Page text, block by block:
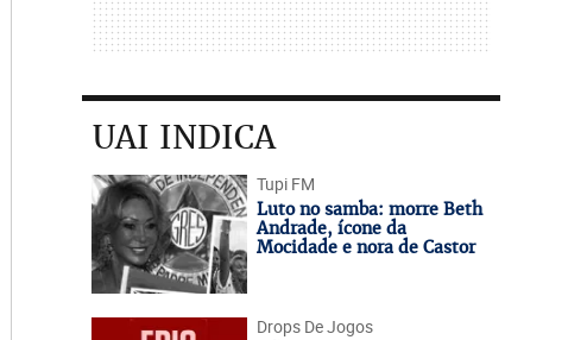
UAI INDICA
Tupi FM
Luto no samba: morre Beth
Andrade, ícone da
Mocidade e nora de Castor
Drops De Jogos